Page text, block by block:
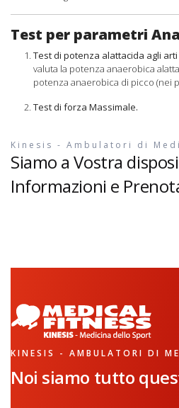
Test per parametri
Test di potenza alattacida agli
valuta la potenza anaerobica
potenza anaerobica di picco (nei
Test di forza Massimale.
Kinesis - Ambulatori di
Siamo a Vostra
Informazioni e
KINESIS - AMBULATORI DI
Noi siamo tutto